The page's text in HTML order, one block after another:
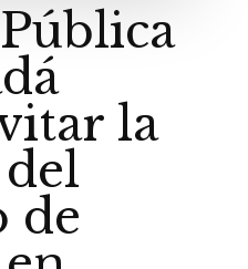
la
de